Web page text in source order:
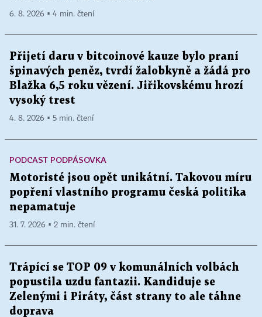
6. 8. 2026 ▪ 4 min. čtení
Přijetí daru v bitcoinové kauze bylo praní
špinavých peněz, tvrdí žalobkyně a žádá pro
Blažka 6,5 roku vězení. Jiřikovskému hrozí
vysoký trest
4. 8. 2026 ▪ 5 min. čtení
PODCAST PODPÁSOVKA
Motoristé jsou opět unikátní. Takovou míru
popření vlastního programu česká politika
nepamatuje
31. 7. 2026 ▪ 2 min. čtení
Trápící se TOP 09 v komunálních volbách
popustila uzdu fantazii. Kandiduje se
Zelenými i Piráty, část strany to ale táhne
doprava